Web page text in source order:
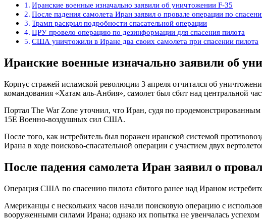
Иранские военные изначально заявили об уничтожении F-35
После падения самолета Иран заявил о провале операции по
Трамп раскрыл подробности спасательной операции
ЦРУ провело операцию по дезинформации для спасения пилота
США уничтожили в Иране два своих самолета при спасении пилота
Иранские военные изначально заявили об
Корпус стражей исламской революции 3 апреля отчитался об
командования «Хатам аль-Анбия», самолет был сбит над центральной
Портал The War Zone уточнил, что Иран, судя по
15E Военно-воздушных сил США.
После того, как истребитель был поражен иранской системой
Ирана в ходе поисково-спасательной операции с участием двух
После падения самолета Иран заявил о
Операция США по спасению пилота сбитого ранее над Ираном
Американцы с нескольких часов начали поисковую операцию с
вооруженными силами Ирана; однако их попытка не увенчалась успехом